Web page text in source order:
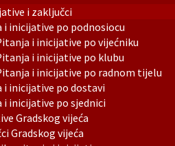
i zaključci
i inicijative po podnosiocu
i inicijative po vijećniku
i inicijative po klubu
i inicijative po radnom tijelu
i inicijative po dostavi
i inicijative po sjednici
Gradskog vijeća
Gradskog vijeća